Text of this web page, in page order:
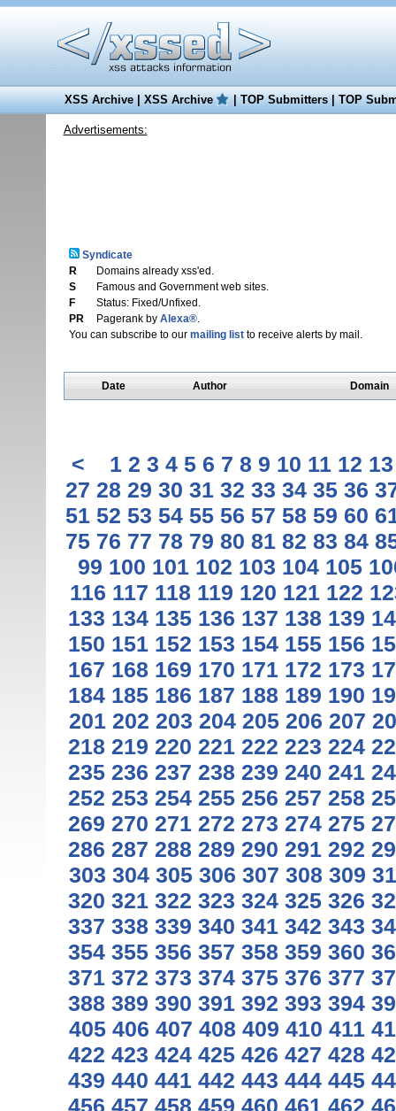
XSS Archive|XSS Archive |TOP Submitters|TOP
Advertisements:
Syndicate
R
Domains already xss'ed.
S
Famous and Government web sites.
F
Status: Fixed/Unfixed.
PR
Pagerank by Alexa®.
You can subscribe to our mailing listto receive alerts by mail.
Date Author Domain
< 1 2 3 4 5 6 7 8 9 10 11 12 13
27 28 29 30 31 32 33 34 35 36
51 52 53 54 55 56 57 58 59 60
75 76 77 78 79 80 81 82 83 84
99 100 101 102 103 104 105
116 117 118 119 120 121 122
133 134 135 136 137 138 139
150 151 152 153 154 155 156
167 168 169 170 171 172 173
184 185 186 187 188 189 190
201 202 203 204 205 206 207
218 219 220 221 222 223 224
235 236 237 238 239 240 241
252 253 254 255 256 257 258
269 270 271 272 273 274 275
286 287 288 289 290 291 292
303 304 305 306 307 308 309
320 321 322 323 324 325 326
337 338 339 340 341 342 343
354 355 356 357 358 359 360
371 372 373 374 375 376 377
388 389 390 391 392 393 394
405 406 407 408 409 410 411
422 423 424 425 426 427 428
439 440 441 442 443 444 445
456 457 458 459 460 461 462